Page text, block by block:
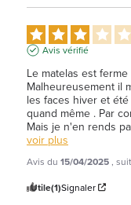
Avis vérifié
Le matelas est
Malheureusement il
les faces hiver et
quand même . Par
Mais je n'en rends
voir plus
Avis du 15/04/2025,
Utile(1)Signaler